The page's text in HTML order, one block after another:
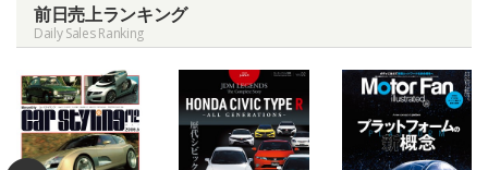
前日売上ランキング
Daily Sales Ranking